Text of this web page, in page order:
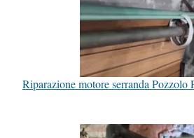
Riparazione motore serranda Pozzolo